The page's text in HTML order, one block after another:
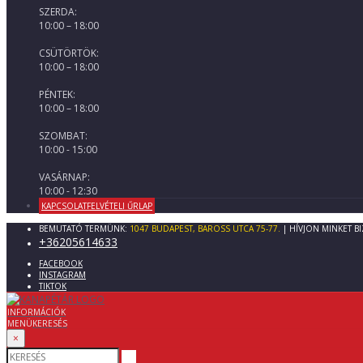
SZERDA:
10:00 – 18:00
CSÜTÖRTÖK:
10:00 – 18:00
PÉNTEK:
10:00 – 18:00
SZOMBAT:
10:00 - 15:00
VASÁRNAP:
10:00 - 12:30
KAPCSOLATFELVÉTELI ŰRLAP
BEMUTATÓ TERMÜNK: 1047 BUDAPEST, BAROSS UTCA 75-77. | HÍVJON MINKET
+36205614633
FACEBOOK
INSTAGRAM
TIKTOK
INFORMÁCIÓK
MENÜKERESÉS
×